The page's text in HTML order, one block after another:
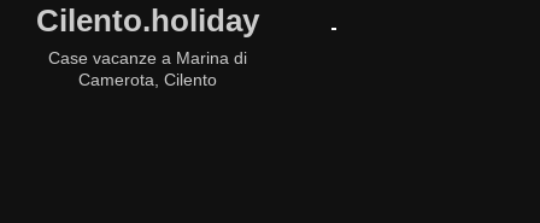
Cilento.holiday
Case vacanze a Marina di
Camerota, Cilento